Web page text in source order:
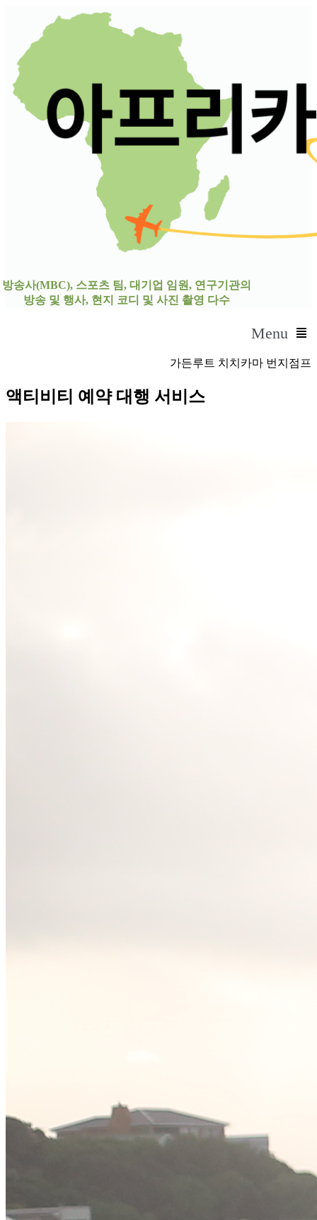
방송사(MBC), 스포츠 팀, 대기업 임원, 연구기관의
방송 및 행사, 현지 코디 및 사진 촬영 다수
Menu
가든루트 치치카마 번지점프
액티비티 예약 대행 서비스